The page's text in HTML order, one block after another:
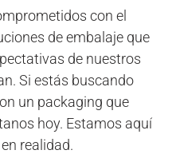
con el
de embalaje que
de nuestros
Si estás buscando
un packaging que
hoy. Estamos aquí
realidad.